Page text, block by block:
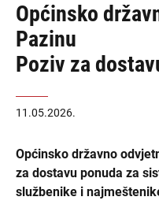
Općinsko
Pazinu
Poziv za
11.05.2026.
Općinsko državno
za dostavu ponuda za
službenike i